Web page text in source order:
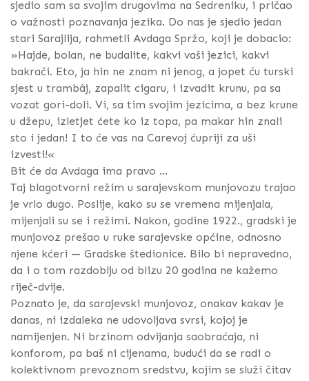
sjedio sam sa svojim drugovima na Sedreniku, i pričao
o važnosti poznavanja jezika. Do nas je sjedio jedan
stari Sarajlija, rahmetli Avdaga Spržo, koji je dobacio:
»Hajde, bolan, ne budalite, kakvi vaši jezici, kakvi
bakrači. Eto, ja hin ne znam ni jenog, a jopet ću turski
sjest u trambâj, zapalit cigaru, i izvadit krunu, pa sa
vozat gori-doli. Vi, sa tim svojim jezicima, a bez krune
u džepu, izletjet ćete ko iz topa, pa makar hin znali
sto i jedan! I to će vas na Carevoj ćupriji za uši
izvesti!«
Bit će da Avdaga ima pravo ...
Taj blagotvorni režim u sarajevskom munjovozu trajao
je vrlo dugo. Poslije, kako su se vremena mijenjala,
mijenjali su se i režimi. Nakon, godine 1922., gradski je
munjovoz prešao u ruke sarajevske općine, odnosno
njene kćeri — Gradske štedionice. Bilo bi nepravedno,
da i o tom razdoblju od blizu 20 godina ne kažemo
riječ-dvije.
Poznato je, da sarajevski munjovoz, onakav kakav je
danas, ni izdaleka ne udovoljava svrsi, kojoj je
namijenjen. Ni brzinom odvijanja saobraćaja, ni
konforom, pa baš ni cijenama, budući da se radi o
kolektivnom prevoznom sredstvu, kojim se služi čitav